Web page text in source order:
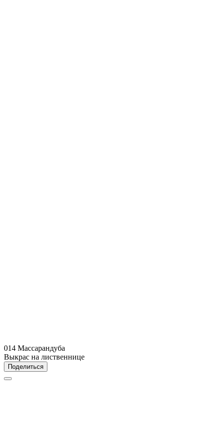
014 Массарандуба
Выкрас на лиственнице
Поделиться